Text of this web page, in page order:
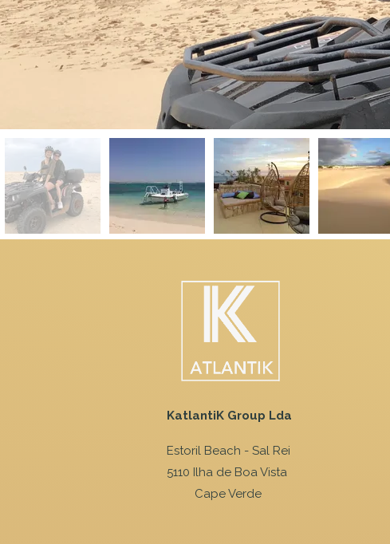
KatlantiK Group Lda
Estoril Beach - Sal Rei
5110 Ilha de Boa Vista
Cape Verde